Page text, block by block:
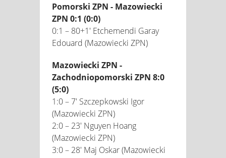
Pomorski ZPN - Mazowiecki
ZPN 0:1 (0:0)
0:1 – 80+1' Etchemendi Garay
Edouard (Mazowiecki ZPN)
Mazowiecki ZPN -
Zachodniopomorski ZPN 8:0
(5:0)
1:0 – 7' Szczepkowski Igor
(Mazowiecki ZPN)
2:0 – 23' Nguyen Hoang
(Mazowiecki ZPN)
3:0 – 28' Maj Oskar (Mazowiecki